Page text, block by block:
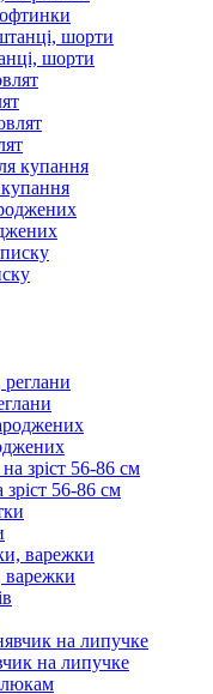
шорти
56-86 см
варежки
на липучке